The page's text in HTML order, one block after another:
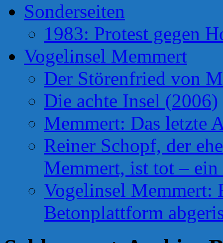
Sonderseiten
1983: Protest gegen
Vogelinsel Memmert
Der Störenfried von
Die achte Insel (2006)
Memmert: Das letzte
Reiner Schopf, der
Memmert, ist tot –
Vogelinsel Memmert:
Betonplattform